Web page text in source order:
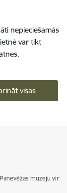
nepieciešamās
var tikt
visas
muzeju